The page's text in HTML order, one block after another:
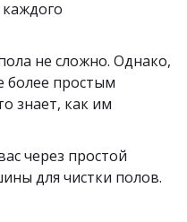
не сложно. Однако,
более простым
знает, как им
через простой
для чистки полов.